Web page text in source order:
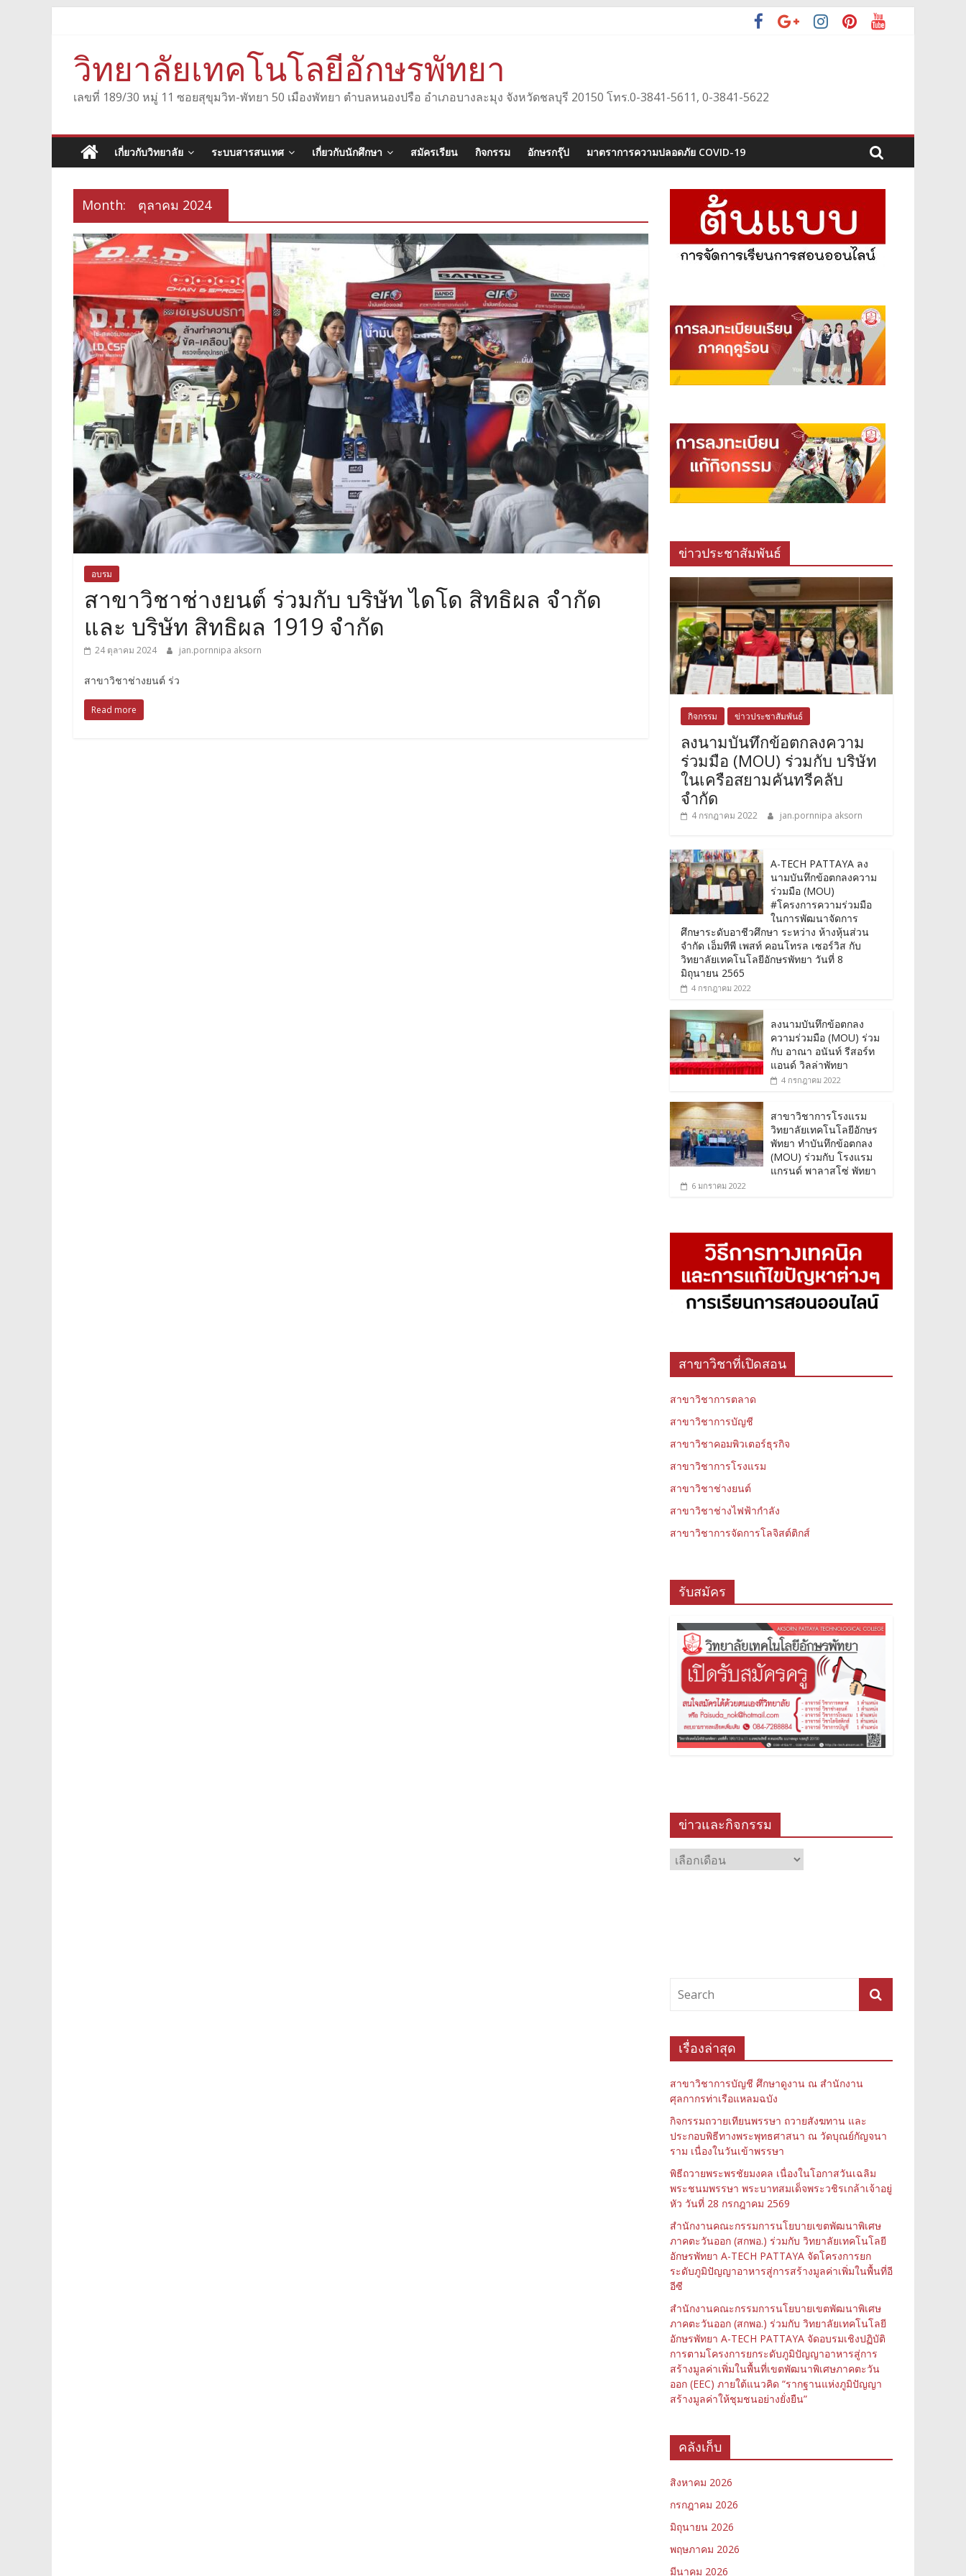
contentวิทยาลัยเทคโนโลยีอักษรพัทยา
เลขที่ 189/30 หมู่ 11 ซอยสุขุมวิท-พัทยา 50 เมืองพัทยา ตำบลหนองปรือ อำเภอบางละมุง จังหวัดชลบุรี 20150 โทร.0-3841-5611, 0-3841-5622
เกี่ยวกับวิทยาลัย ระบบสารสนเทศ เกี่ยวกับนักศึกษา สมัครเรียน กิจกรรม อักษรกรุ๊ป มาตราการความปลอดภัย COVID-19
Month: ตุลาคม 2024
อบรม
สาขาวิชาช่างยนต์ ร่วมกับ บริษัท ไดโด สิทธิผล จำกัด
และ บริษัท สิทธิผล 1919 จำกัด
24 ตุลาคม 2024 jan.pornnipa aksorn
สาขาวิชาช่างยนต์ ร่ว
Read more
ข่าวประชาสัมพันธ์
กิจกรรม ข่าวประชาสัมพันธ์
ลงนามบันทึกข้อตกลงความ
ร่วมมือ (MOU) ร่วมกับ บริษัท
ในเครือสยามคันทรีคลับ
จำกัด
4 กรกฎาคม 2022 jan.pornnipa aksorn
A-TECH PATTAYA ลง
นามบันทึกข้อตกลงความ
ร่วมมือ (MOU)
#โครงการความร่วมมือ
ในการพัฒนาจัดการ
ศึกษาระดับอาชีวศึกษา ระหว่าง ห้างหุ้นส่วน
จำกัด เอ็มทีพี เพสท์ คอนโทรล เซอร์วิส กับ
วิทยาลัยเทคโนโลยีอักษรพัทยา วันที่ 8
มิถุนายน 2565
4 กรกฎาคม 2022
ลงนามบันทึกข้อตกลง
ความร่วมมือ (MOU) ร่วม
กับ อาณา อนันท์ รีสอร์ท
แอนด์ วิลล่าพัทยา
4 กรกฎาคม 2022
สาขาวิชาการโรงแรม
วิทยาลัยเทคโนโลยีอักษร
พัทยา ทำบันทึกข้อตกลง
(MOU) ร่วมกับ โรงแรม
แกรนด์ พาลาสโซ่ พัทยา
6 มกราคม 2022
สาขาวิชาที่เปิดสอน
สาขาวิชาการตลาด
สาขาวิชาการบัญชี
สาขาวิชาคอมพิวเตอร์ธุรกิจ
สาขาวิชาการโรงแรม
สาขาวิชาช่างยนต์
สาขาวิชาช่างไฟฟ้ากำลัง
สาขาวิชาการจัดการโลจิสต์ติกส์
รับสมัคร
ข่าวและกิจกรรม
ข่าว
และ
เรื่องล่าสุด
สาขาวิชาการบัญชี ศึกษาดูงาน ณ สำนักงาน
ศุลกากรท่าเรือแหลมฉบัง
กิจกรรมถวายเทียนพรรษา ถวายสังฆทาน และ
ประกอบพิธีทางพระพุทธศาสนา ณ วัดบุณย์กัญจนา
ราม เนื่องในวันเข้าพรรษา
พิธีถวายพระพรชัยมงคล เนื่องในโอกาสวันเฉลิม
พระชนมพรรษา พระบาทสมเด็จพระวชิรเกล้าเจ้าอยู่
หัว วันที่ 28 กรกฎาคม 2569
สำนักงานคณะกรรมการนโยบายเขตพัฒนาพิเศษ
ภาคตะวันออก (สกพอ.) ร่วมกับ วิทยาลัยเทคโนโลยี
อักษรพัทยา A-TECH PATTAYA จัดโครงการยก
ระดับภูมิปัญญาอาหารสู่การสร้างมูลค่าเพิ่มในพื้นที่อี
อีซี
สำนักงานคณะกรรมการนโยบายเขตพัฒนาพิเศษ
ภาคตะวันออก (สกพอ.) ร่วมกับ วิทยาลัยเทคโนโลยี
อักษรพัทยา A-TECH PATTAYA จัดอบรมเชิงปฏิบัติ
การตามโครงการยกระดับภูมิปัญญาอาหารสู่การ
สร้างมูลค่าเพิ่มในพื้นที่เขตพัฒนาพิเศษภาคตะวัน
ออก (EEC) ภายใต้แนวคิด “รากฐานแห่งภูมิปัญญา
สร้างมูลค่าให้ชุมชนอย่างยั่งยืน”
คลังเก็บ
สิงหาคม 2026
กรกฎาคม 2026
มิถุนายน 2026
พฤษภาคม 2026
มีนาคม 2026